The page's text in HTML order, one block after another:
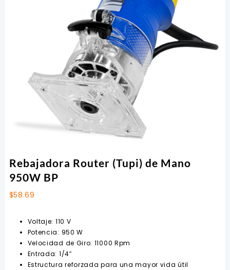
Rebajadora Router (Tupi) de Mano
950W BP
$58.69
Voltaje: 110 V
Potencia: 950 W
Velocidad de Giro: 11000 Rpm
Entrada: 1/4″
Estructura reforzada para una mayor vida útil